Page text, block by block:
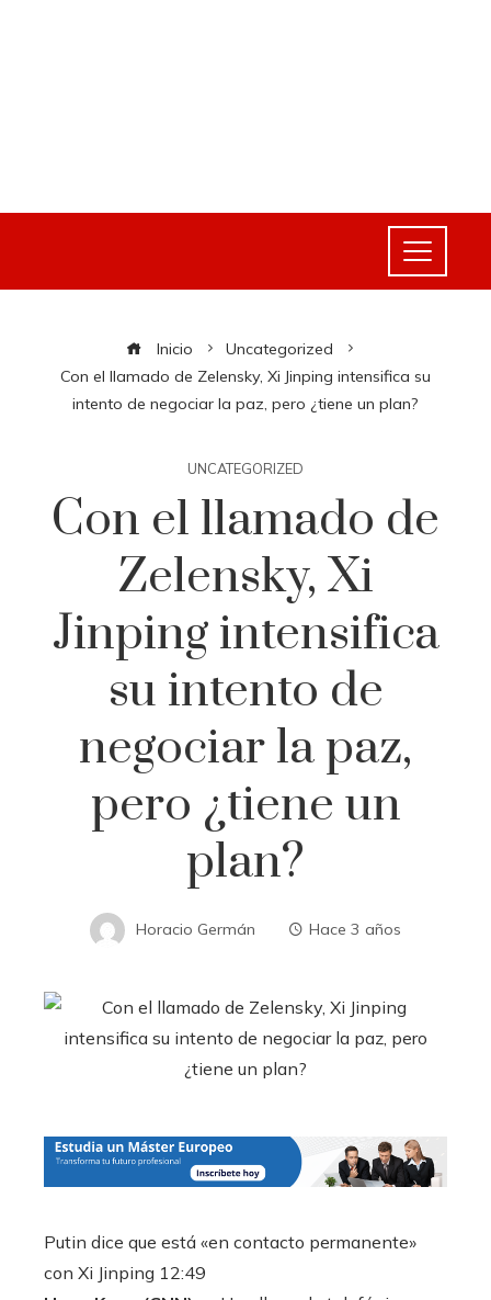
Inicio
Uncategorized
Con el llamado de Zelensky, Xi Jinping intensifica su
intento de negociar la paz, pero ¿tiene un plan?
UNCATEGORIZED
Con el llamado de
Zelensky, Xi
Jinping intensifica
su intento de
negociar la paz,
pero ¿tiene un
plan?
Horacio Germán Hace 3 años
Putin dice que está «en contacto permanente»
con Xi Jinping 12:49